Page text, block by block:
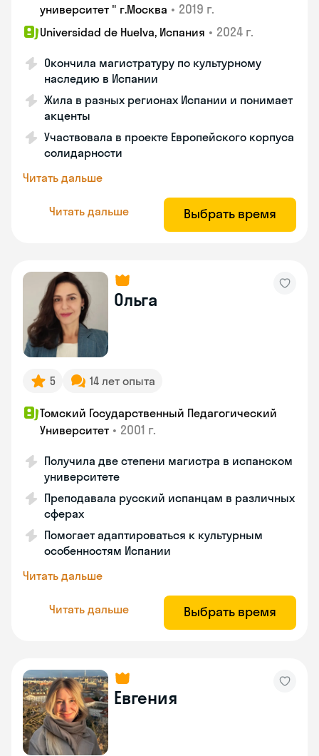
университет " г.Москва • 2019 г.
Universidad de Huelva, Испания • 2024 г.
Окончила магистратуру по культурному
наследию в Испании
Жила в разных регионах Испании и понимает
акценты
Участвовала в проекте Европейского корпуса
солидарности
Читать дальше
Читать дальше Выбрать время
Ольга
5 14 лет опыта
Томский Государственный Педагогический
Университет • 2001 г.
Получила две степени магистра в испанском
университете
Преподавала русский испанцам в различных
сферах
Помогает адаптироваться к культурным
особенностям Испании
Читать дальше
Читать дальше Выбрать время
Евгения